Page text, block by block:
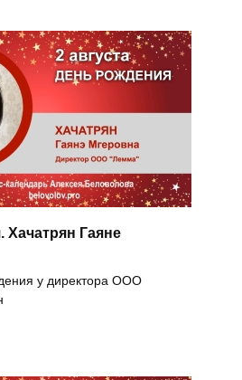
Хачатрян Гаяне
у директора ООО